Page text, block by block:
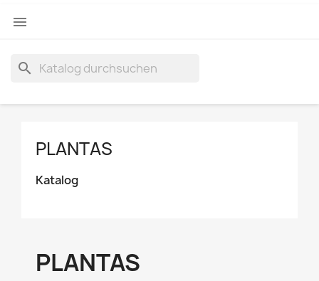

search
PLANTAS
Katalog
PLANTAS